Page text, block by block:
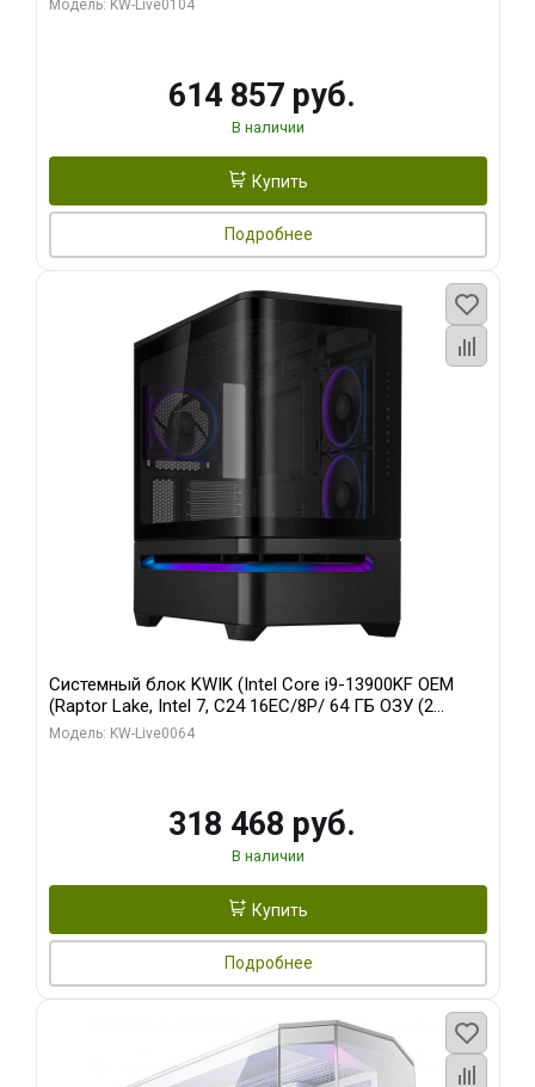
Модель: KW-Live0104
614 857 руб.
В наличии
Купить
Подробнее
Системный блок KWIK (Intel Core i9-13900KF OEM
(Raptor Lake, Intel 7, C24 16EC/8P/ 64 ГБ ОЗУ (2
модуля)/ ASUS RTX5080 PROART OC 16GB GDDR7
Модель: KW-Live0064
318 468 руб.
В наличии
Купить
Подробнее